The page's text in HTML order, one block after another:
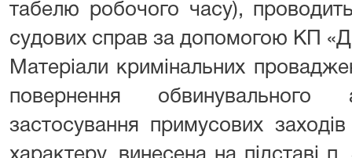
табелю робочого часу),
судових справ за допомогою КП
Матеріали кримінальних
повернення
застосування примусових